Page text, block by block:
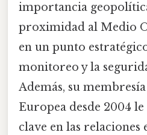
importancia
proximidad al Medio
en un punto
monitoreo y la
Además, su
Europea desde 2004
clave en las relaciones